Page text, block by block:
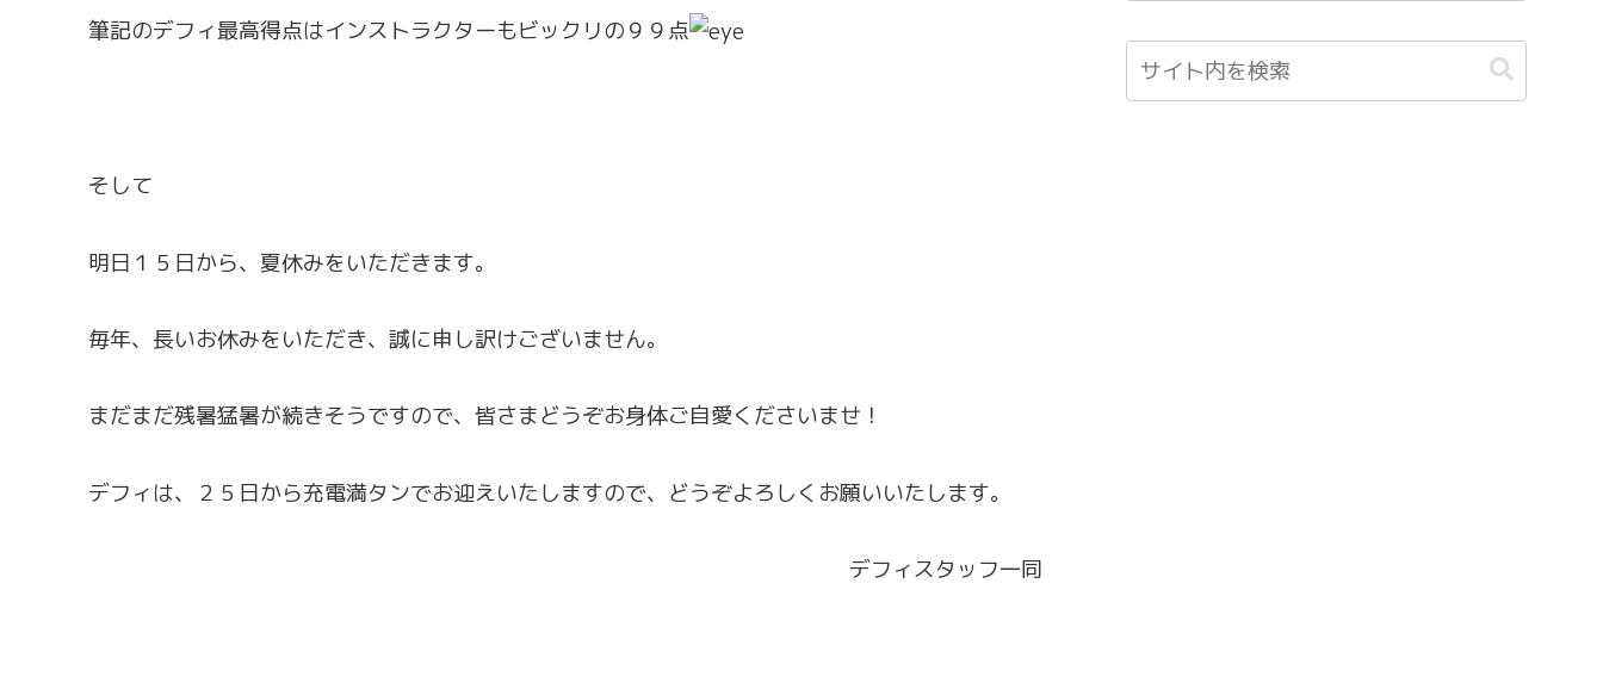
筆記のデフィ最高得点はインストラクターもビックリの９９点
そして
明日１５日から、夏休みをいただきます。
毎年、長いお休みをいただき、誠に申し訳けございません。
まだまだ残暑猛暑が続きそうですので、皆さまどうぞお身体ご自愛くださいませ！
デフィは、２５日から充電満タンでお迎えいたしますので、どうぞよろしくお願いいたします。
デフィスタッフ一同